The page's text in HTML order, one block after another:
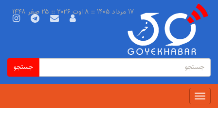
فرم
جستجو
جستجو
جستجو
Toggle
navigation
۱۷ مرداد ۱۴۰۵ :: ۸ اوت ۲۰۲۶ :: ۲۵ صفر ۱۴۴۸